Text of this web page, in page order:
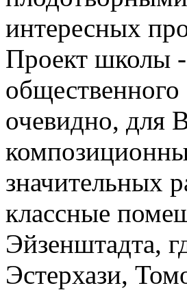
интересных
Проект школы
очевидно, для
значительных
классные
Эйзенштадта,
Эстерхази,